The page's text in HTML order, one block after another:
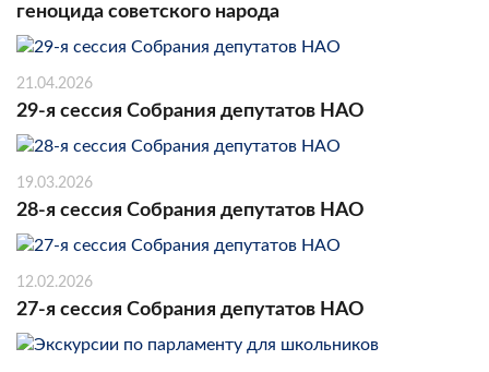
геноцида советского народа
21.04.2026
29-я сессия Собрания депутатов НАО
19.03.2026
28-я сессия Собрания депутатов НАО
12.02.2026
27-я сессия Собрания депутатов НАО